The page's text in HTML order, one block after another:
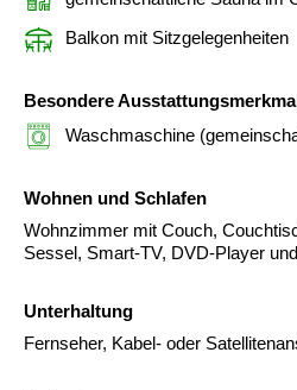
Balkon mit Sitzgelegenheiten
Besondere
Waschmaschine
Wohnen und Schlafen
Wohnzimmer mit Couch,
Sessel, Smart-TV, DVD-Player
Unterhaltung
Fernseher, Kabel- oder